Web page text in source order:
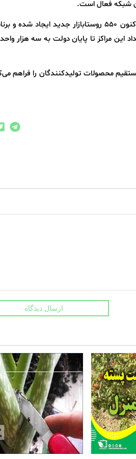
مدیرعامل سازمان مرکزی تعاون روستایی ایران گفت: از ابتدای دولت چهاردهم تاکنون ۵۵۰ روستابازار جدید
تعداد این مراکز تا پایان دولت به سه هزار
محصولات تولیدکنندگان را فراهم
ارسال دیدگاه